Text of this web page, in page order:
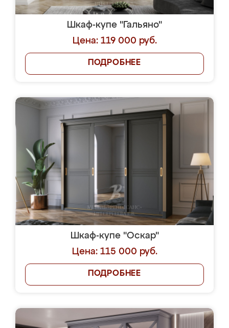
Шкаф-купе "Гальяно"
Цена: 119 000 руб.
ПОДРОБНЕЕ
Шкаф-купе "Оскар"
Цена: 115 000 руб.
ПОДРОБНЕЕ